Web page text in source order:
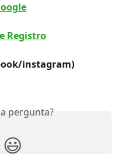
Registro
instagram)
pergunta?
😃